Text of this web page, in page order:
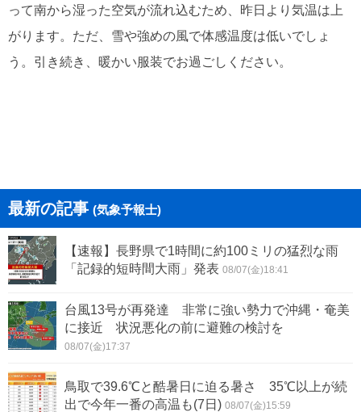
って南から湿った空気が流れ込むため、昨日より気温は上
がります。ただ、雪や強めの風で体感温度は低いでしょ
う。引き続き、暖かい服装でお過ごしください。
最新の記事 (気象予報士)
【速報】長野県で1時間に約100ミリの猛烈な雨
「記録的短時間大雨」発表 08/07(金)18:41
台風13号が再発達 非常に強い勢力で沖縄・奄美
に接近 状況悪化の前に避難の検討を
08/07(金)17:37
鳥取で39.6℃と酷暑日に迫る暑さ 35℃以上が続
出で今年一番の高温も(7日) 08/07(金)15:59